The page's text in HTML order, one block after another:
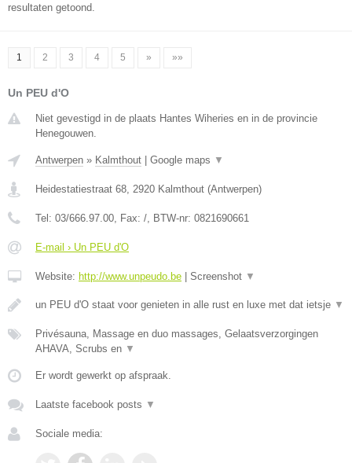
resultaten getoond.
1 2 3 4 5 » »»
Un PEU d'O
Niet gevestigd in de plaats Hantes Wiheries en in de provincie
Henegouwen.
Antwerpen » Kalmthout Google maps ▼
Heidestatiestraat 68, 2920 Kalmthout (Antwerpen)
Tel: 03/666.97.00, Fax: /, BTW-nr: 0821690661
E-mail › Un PEU d'O
Website: http://www.unpeudo.be Screenshot ▼
un PEU d'O staat voor genieten in alle rust en luxe met dat ietsje ▼
Privésauna, Massage en duo massages, Gelaatsverzorgingen
AHAVA, Scrubs en ▼
Er wordt gewerkt op afspraak.
Laatste facebook posts ▼
Sociale media: